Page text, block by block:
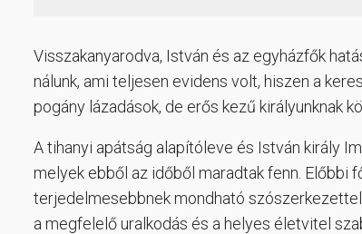
Visszakanyarodva, István és az egyházfők
nálunk, ami teljesen evidens volt, hiszen a
pogány lázadások, de erős kezű királyunknak
A tihanyi apátság alapítóleve és István király
melyek ebből az időből maradtak fenn. Előbbi
terjedelmesebbnek mondható
a megfelelő uralkodás és a helyes életvitel